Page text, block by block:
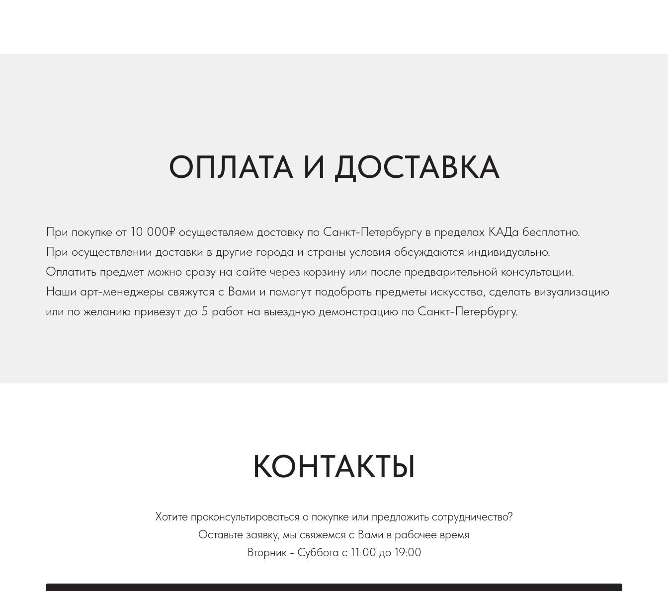
ОПЛАТА И ДОСТАВКА
При покупке от 10 000₽ осуществляем доставку по Санкт-Петербургу в пределах КАДа бесплатно.
При осуществлении доставки в другие города и страны условия обсуждаются индивидуально.
Оплатить предмет можно сразу на сайте через корзину или после предварительной консультации.
Наши арт-менеджеры свяжутся с Вами и помогут подобрать предметы искусства, сделать визуализацию
или по желанию привезут до 5 работ на выездную демонстрацию по Санкт-Петербургу.
КОНТАКТЫ
Хотите проконсультироваться о покупке или предложить сотрудничество?
Оставьте заявку, мы свяжемся с Вами в рабочее время
Вторник - Суббота с 11:00 до 19:00